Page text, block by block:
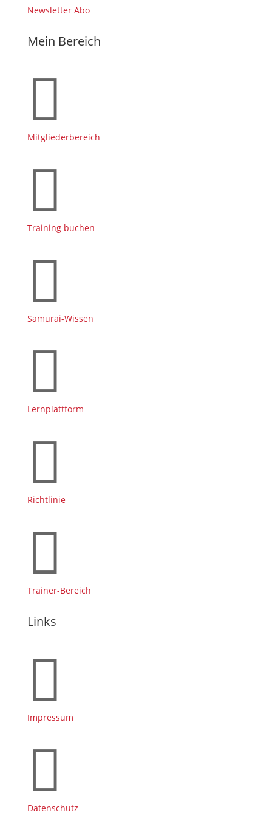
Newsletter Abo
Mein Bereich

Mitgliederbereich

Training buchen

Samurai-Wissen

Lernplattform

Richtlinie

Trainer-Bereich
Links

Impressum

Datenschutz